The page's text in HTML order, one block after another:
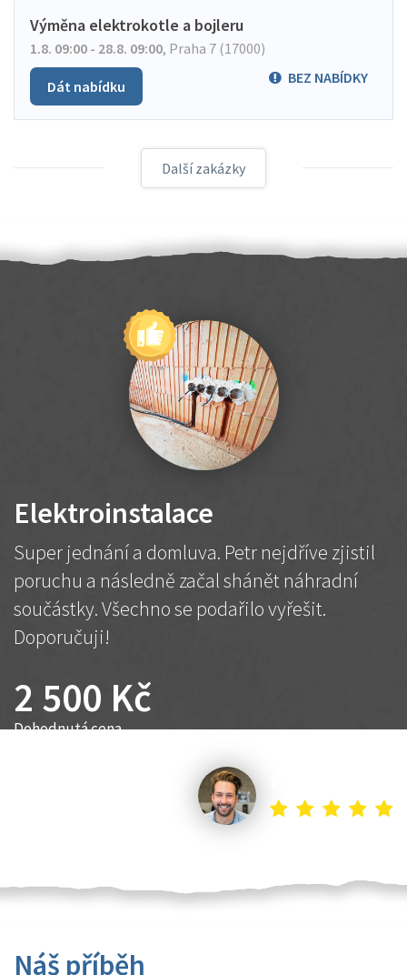
Výměna elektrokotle a bojleru
1.8. 09:00 - 28.8. 09:00, Praha 7 (17000)
BEZ NABÍDKY
Dát nabídku
Další zakázky
Elektroinstalace
Super jednání a domluva. Petr nejdříve zjistil
poruchu a následně začal shánět náhradní
součástky. Všechno se podařilo vyřešit.
Doporučuji!
2 500 Kč
Dohodnutá cena
Náš příběh